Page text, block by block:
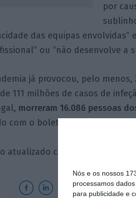
Nós e os nossos
processamos
para publicidade e
por
das equipas
ou “não desenvolve a
já provocou, pelo
111 milhões de casos de
morreram 16.086 pessoas
com o boletim mais recente da
atualizado com mais